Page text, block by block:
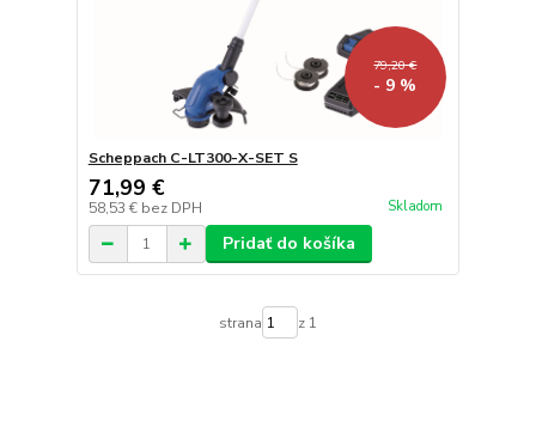
79,20 €
- 9 %
Scheppach C-LT300-X-SET S
71,99 €
58,53 € bez DPH Skladom
Pridať do košíka
strana z 1